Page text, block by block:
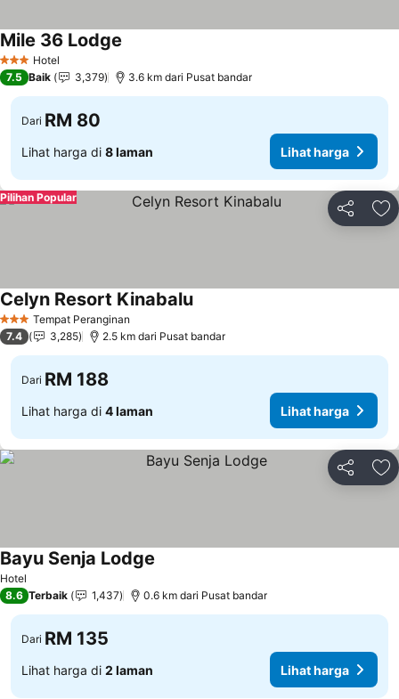
3 BintangHotel
Mile 36 Lodge
7.5 Baik 3,379 3.6 km dari Pusat bandar
Dari RM 80
Lihat harga di 8 laman Lihat harga
Kongsi
Pilihan Popular
3 BintangTempat Peranginan
Celyn Resort Kinabalu
7.4 3,285 2.5 km dari Pusat bandar
Dari RM 188
Lihat harga di 4 laman Lihat harga
Kongsi
Hotel
Bayu Senja Lodge
8.6 Terbaik 1,437 0.6 km dari Pusat bandar
Dari RM 135
Lihat harga di 2 laman Lihat harga